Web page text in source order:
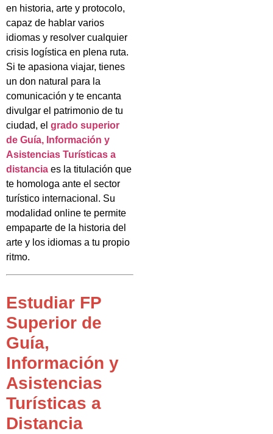
en historia, arte y protocolo,
capaz de hablar varios
idiomas y resolver cualquier
crisis logística en plena ruta.
Si te apasiona viajar, tienes
un don natural para la
comunicación y te encanta
divulgar el patrimonio de tu
ciudad, el grado superior
de Guía, Información y
Asistencias Turísticas a
distancia es la titulación que
te homologa ante el sector
turístico internacional. Su
modalidad online te permite
empaparte de la historia del
arte y los idiomas a tu propio
ritmo.
Estudiar FP
Superior de
Guía,
Información y
Asistencias
Turísticas a
Distancia